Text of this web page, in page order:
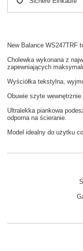
New Balance WS247TRF
Cholewka wykonana z
zapewniających
Wyściółka tekstylna,
Obuwie szyte wewnętrznie.
Ultralekka piankowa
odporna na ścieranie.
Model idealny do użytku